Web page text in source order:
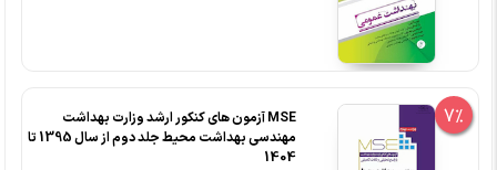
7%
MSE آزمون های کنکور ارشد وزارت بهداشت
مهندسی بهداشت محیط جلد دوم از سال 1395 تا
1404